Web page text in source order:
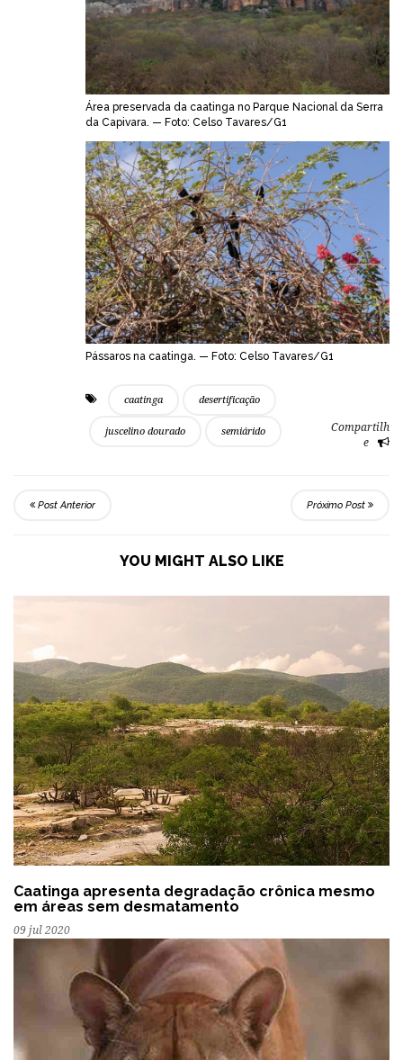
Área preservada da caatinga no Parque Nacional da Serra
da Capivara. — Foto: Celso Tavares/G1
Pássaros na caatinga. — Foto: Celso Tavares/G1
caatinga desertificação
juscelino dourado semiárido
Compartilh
e
Post Anterior Próximo Post
YOU MIGHT ALSO LIKE
Caatinga apresenta degradação crônica mesmo
em áreas sem desmatamento
09 jul 2020